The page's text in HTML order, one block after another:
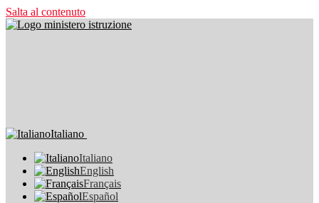
Salta al contenuto
Italiano
Italiano
English
Français
Español